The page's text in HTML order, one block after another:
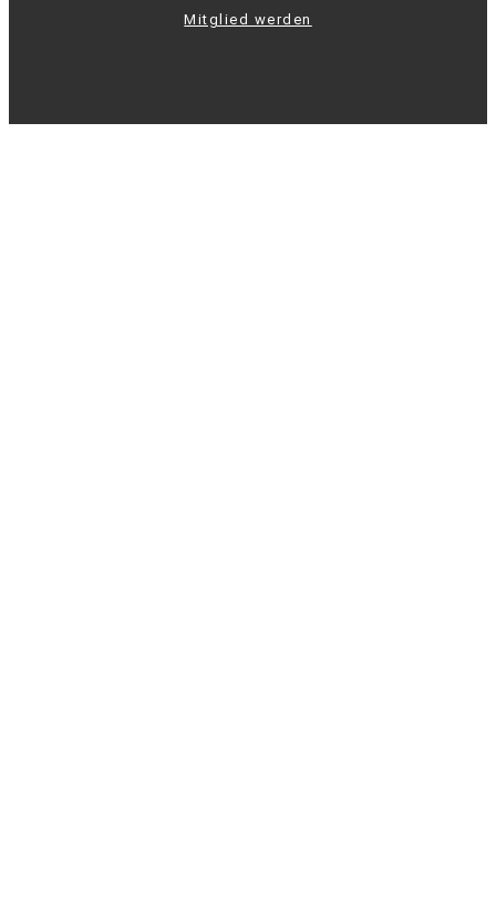
Mitglied werden